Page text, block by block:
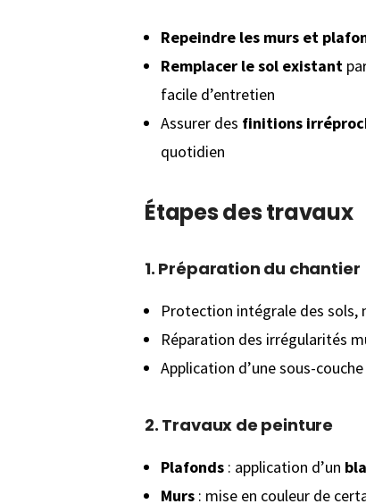
Repeindre les murs et
Remplacer le sol existant
facile d’entretien
Assurer des finitions
quotidien
Étapes des travaux
1. Préparation du chantier
Protection intégrale des sols,
Réparation des irrégularités
Application d’une sous-
2. Travaux de peinture
Plafonds : application d’un
Murs : mise en couleur de